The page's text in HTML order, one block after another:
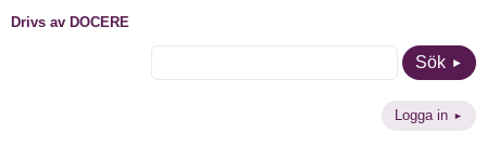
Drivs av DOCERE
Sök
Logga in